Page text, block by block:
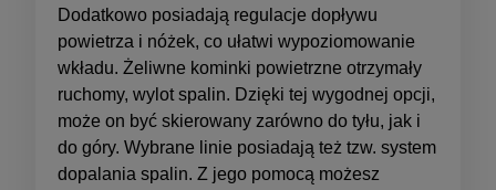
Dodatkowo posiadają regulacje dopływu
powietrza i nóżek, co ułatwi wypoziomowanie
wkładu. Żeliwne kominki powietrzne otrzymały
ruchomy, wylot spalin. Dzięki tej wygodnej opcji,
może on być skierowany zarówno do tyłu, jak i
do góry. Wybrane linie posiadają też tzw. system
dopalania spalin. Z jego pomocą możesz